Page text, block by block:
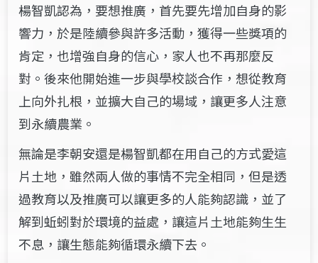
楊智凱認為，要想推廣，首先要先增加自身的影
響力，於是陸續參與許多活動，獲得一些獎項的
肯定，也增強自身的信心，家人也不再那麼反
對。後來他開始進一步與學校談合作，想從教育
上向外扎根，並擴大自己的場域，讓更多人注意
到永續農業。
無論是李朝安還是楊智凱都在用自己的方式愛這
片土地，雖然兩人做的事情不完全相同，但是透
過教育以及推廣可以讓更多的人能夠認識，並了
解到蚯蚓對於環境的益處，讓這片土地能夠生生
不息，讓生態能夠循環永續下去。